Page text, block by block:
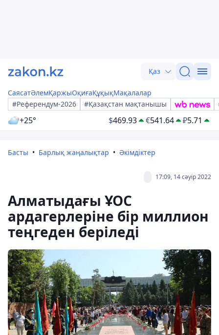
Қаз
СаясатӘлемҚаржыОқиғаҚұқықМақалалар
#Референдум-2026
#Қазақстан мақтанышы
+25° $469.93 €541.64 ₽5.71
Басты Барлық жаңалықтар Әкімдіктер
17:09, 14 сәуір 2022
Алматыдағы ҰОС
ардагерлеріне бір миллион
теңгеден беріледі